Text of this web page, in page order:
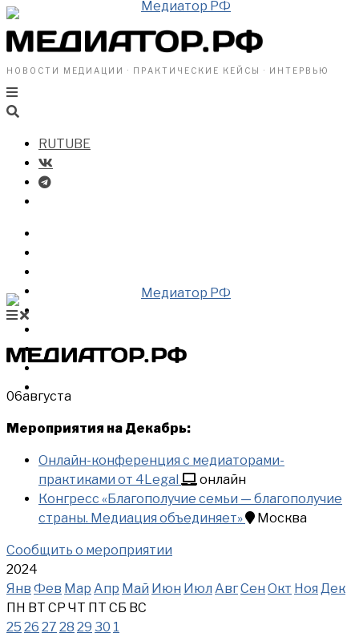
НОВОСТИ МЕДИАЦИИ · ПРАКТИЧЕСКИЕ КЕЙСЫ · ИНТЕРВЬЮ
RUTUBE
ВИДЕО
06августа
Мероприятия на Декабрь:
Онлайн-конференция с медиаторами-
практиками от 4Legal
онлайн
Конгресс «Благополучие семьи — благополучие
страны. Медиация объединяет»
Москва
Сообщить о мероприятии
2024
Янв Фев Мар Апр Май Июн Июл АвгСен Окт Ноя Дек
ПН ВТ СР ЧТ ПТ СБ ВС
25 26 27 28 29 30 1